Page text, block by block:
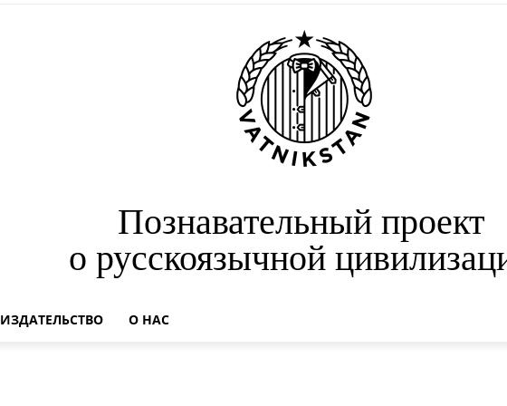
Познавательный проект
о русскоязычной
ИЗДАТЕЛЬСТВО О НАС